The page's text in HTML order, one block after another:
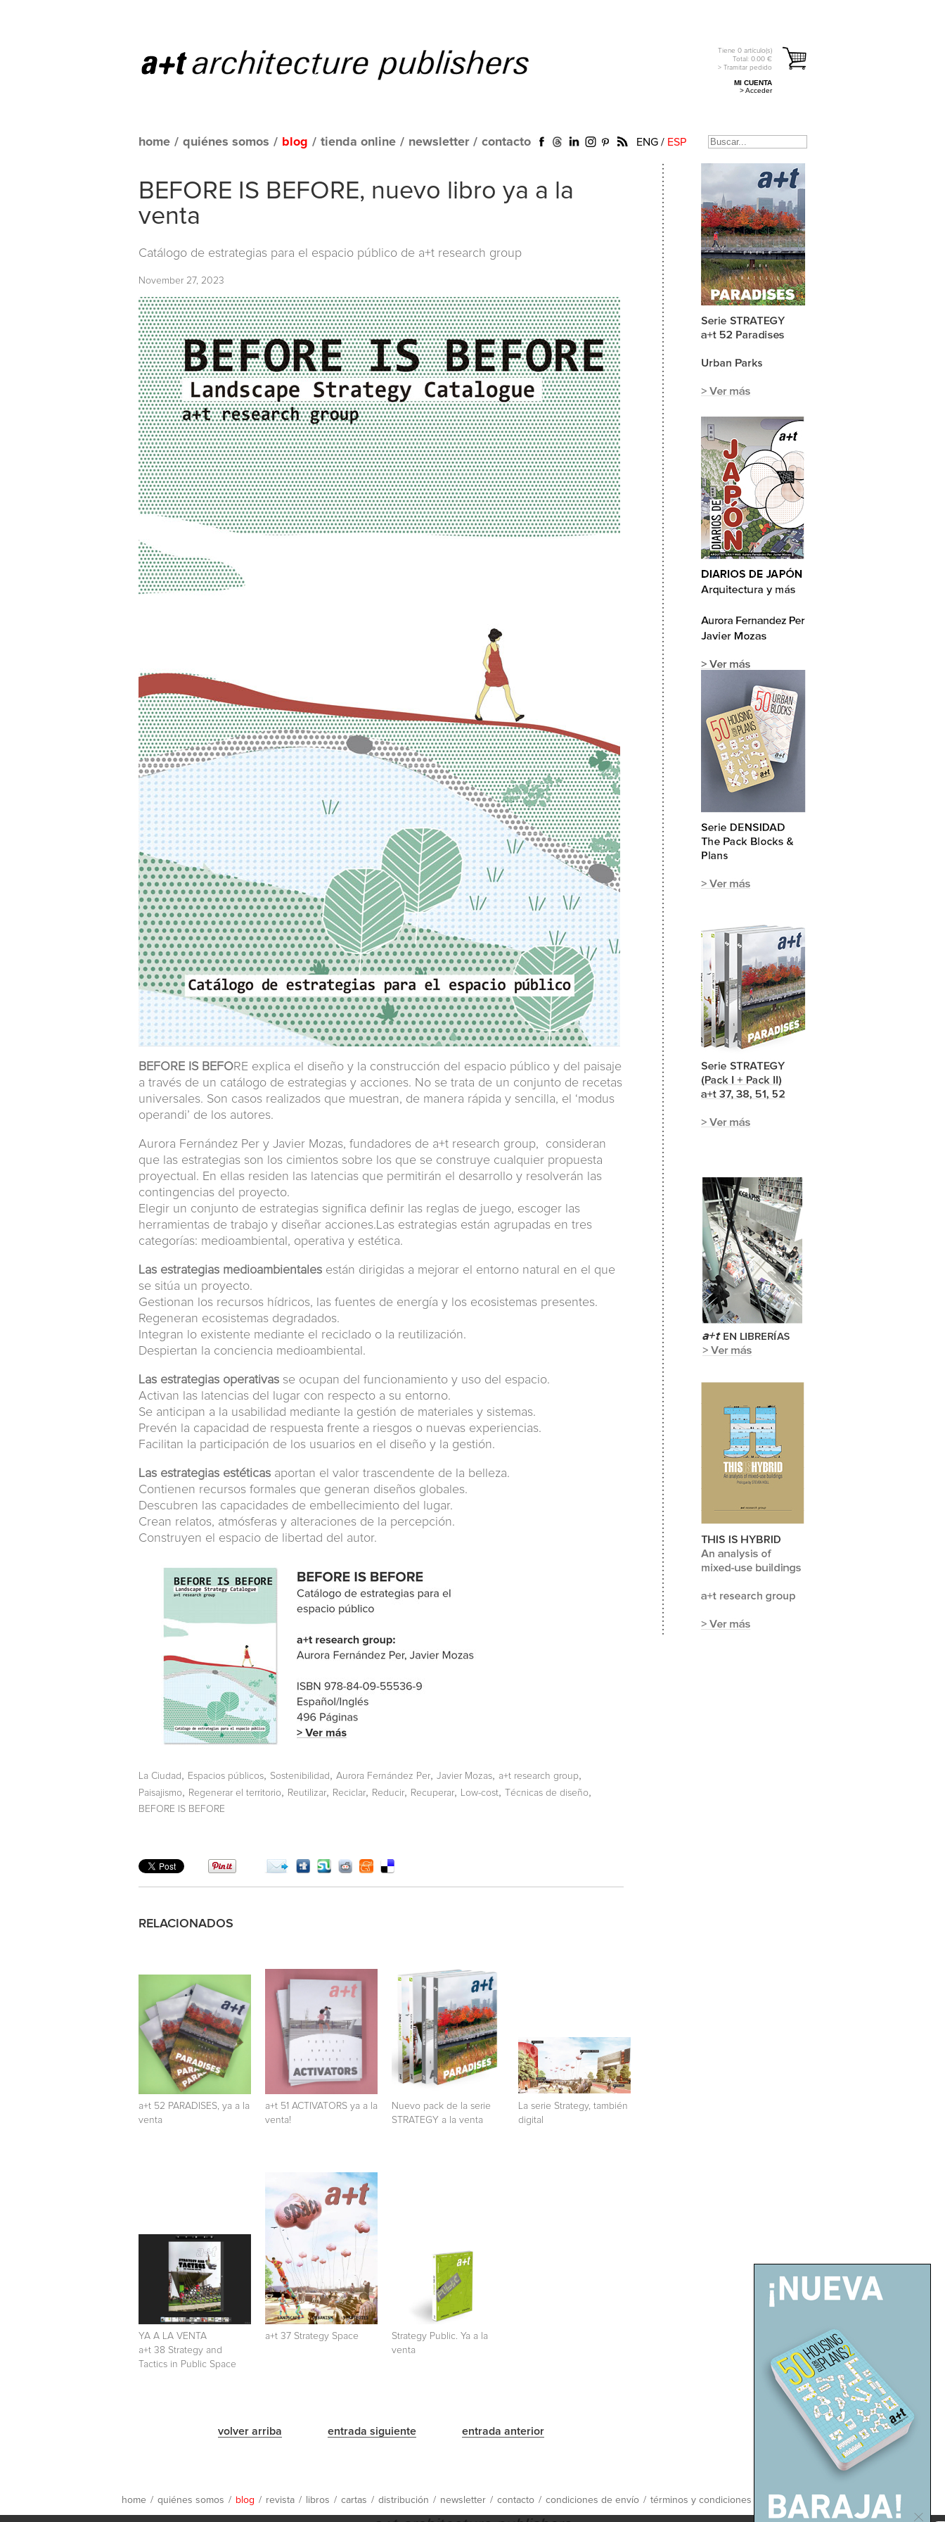
Tiene 0 artículo(s)
Total: 0.00 €
> Tramitar pedido
MI CUENTA
> Acceder
home / quiénes somos / blog / tienda online / newsletter / contacto ENG / ESP
BEFORE IS BEFORE, nuevo libro ya a la
venta
Catálogo de estrategias para el espacio público de a+t research group
November 27, 2023
BEFORE IS BEFORE explica el diseño y la construcción del espacio público y del paisaje
a través de un catálogo de estrategias y acciones. No se trata de un conjunto de recetas
universales. Son casos realizados que muestran, de manera rápida y sencilla, el ‘modus
operandi’ de los autores.
Aurora Fernández Per y Javier Mozas, fundadores de a+t research group, consideran
que las estrategias son los cimientos sobre los que se construye cualquier propuesta
proyectual. En ellas residen las latencias que permitirán el desarrollo y resolverán las
contingencias del proyecto.
Elegir un conjunto de estrategias significa definir las reglas de juego, escoger las
herramientas de trabajo y diseñar acciones.Las estrategias están agrupadas en tres
categorías: medioambiental, operativa y estética.
Las estrategias medioambientales están dirigidas a mejorar el entorno natural en el que
se sitúa un proyecto.
Gestionan los recursos hídricos, las fuentes de energía y los ecosistemas presentes.
Regeneran ecosistemas degradados.
Integran lo existente mediante el reciclado o la reutilización.
Despiertan la conciencia medioambiental.
Las estrategias operativas se ocupan del funcionamiento y uso del espacio.
Activan las latencias del lugar con respecto a su entorno.
Se anticipan a la usabilidad mediante la gestión de materiales y sistemas.
Prevén la capacidad de respuesta frente a riesgos o nuevas experiencias.
Facilitan la participación de los usuarios en el diseño y la gestión.
Las estrategias estéticas aportan el valor trascendente de la belleza.
Contienen recursos formales que generan diseños globales.
Descubren las capacidades de embellecimiento del lugar.
Crean relatos, atmósferas y alteraciones de la percepción.
Construyen el espacio de libertad del autor.
La Ciudad, Espacios públicos, Sostenibilidad, Aurora Fernández Per, Javier Mozas, a+t research group,
Paisajismo, Regenerar el territorio, Reutilizar, Reciclar, Reducir, Recuperar, Low-cost, Técnicas de diseño,
BEFORE IS BEFORE
RELACIONADOS
a+t 52 PARADISES, ya a la
venta
a+t 51 ACTIVATORS ya a la
venta!
Nuevo pack de la serie
STRATEGY a la venta
La serie Strategy, también
digital
YA A LA VENTA
a+t 38 Strategy and
Tactics in Public Space
a+t 37 Strategy Space
Strategy Public. Ya a la
venta
volver arriba entrada siguiente entrada anterior
home / quiénes somos / blog / revista / libros / cartas / distribución / newsletter / contacto / condiciones de envío / términos y condiciones mapa del sitio